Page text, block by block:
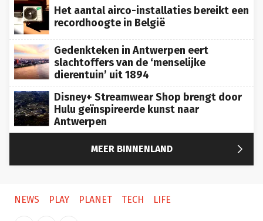
Het aantal airco-installaties bereikt een
recordhoogte in België
Gedenkteken in Antwerpen eert
slachtoffers van de ‘menselijke
dierentuin’ uit 1894
Disney+ Streamwear Shop brengt door
Hulu geïnspireerde kunst naar
Antwerpen
MEER BINNENLAND 
NEWS PLAY PLANET TECH LIFE